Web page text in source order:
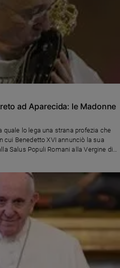
ad Aparecida: le Madonne
quale lo lega una strana profezia che
cui Benedetto XVI annunciò la sua
Salus Populi Romani alla Vergine di